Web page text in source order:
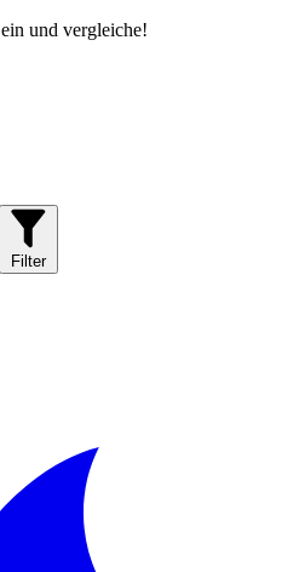
ein und vergleiche!
Filter